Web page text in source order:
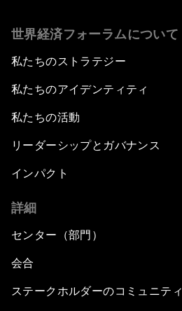
世界経済フォーラムについて
私たちのストラテジー
私たちのアイデンティティ
私たちの活動
リーダーシップとガバナンス
インパクト
詳細
センター（部門）
会合
ステークホルダーのコミュニティ